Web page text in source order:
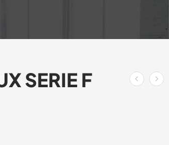
SERIE F